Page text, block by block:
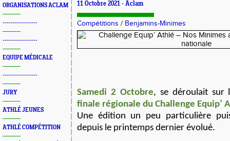
ORGANISATIONS ACLAM
-----------------
-----------------
EQUIPE MÉDICALE
-----------------
JURY
ATHLÉ JEUNES
ATHLÉ COMPÉTITION
11 Octobre 2021 - Aclam
Compétitions / Benjamins-Minimes
Samedi 2 Octobre, se déroulait sur
finale régionale du Challenge Equip’
Une édition un peu particulière
depuis le printemps dernier évolué.